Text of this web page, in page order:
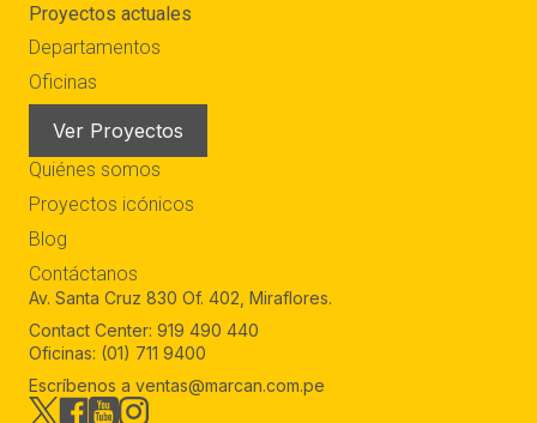
Proyectos actuales
Departamentos
Oficinas
Ver Proyectos
Quiénes somos
Proyectos icónicos
Blog
Contáctanos
Av. Santa Cruz 830 Of. 402, Miraflores.
Contact Center: 919 490 440
Oficinas: (01) 711 9400
Escríbenos a ventas@marcan.com.pe